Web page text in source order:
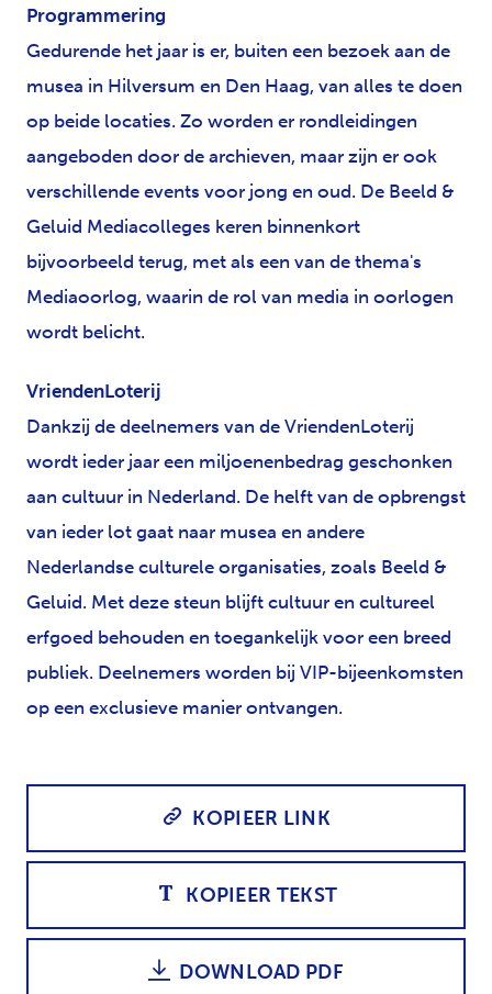
Programmering
Gedurende het jaar is er, buiten een bezoek aan de
musea in Hilversum en Den Haag, van alles te doen
op beide locaties. Zo worden er rondleidingen
aangeboden door de archieven, maar zijn er ook
verschillende events voor jong en oud. De Beeld &
Geluid Mediacolleges keren binnenkort
bijvoorbeeld terug, met als een van de thema's
Mediaoorlog, waarin de rol van media in oorlogen
wordt belicht.
VriendenLoterij
Dankzij de deelnemers van de VriendenLoterij
wordt ieder jaar een miljoenenbedrag geschonken
aan cultuur in Nederland. De helft van de opbrengst
van ieder lot gaat naar musea en andere
Nederlandse culturele organisaties, zoals Beeld &
Geluid. Met deze steun blijft cultuur en cultureel
erfgoed behouden en toegankelijk voor een breed
publiek. Deelnemers worden bij VIP-bijeenkomsten
op een exclusieve manier ontvangen.
KOPIEER LINK
KOPIEER TEKST
DOWNLOAD PDF